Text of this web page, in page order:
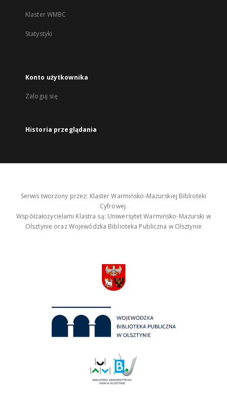
Klaster WMBC
Statystyki
Konto użytkownika
Zaloguj się
Historia przeglądania
Serwis tworzony przez: Klaster Warmińsko-Mazurskiej Biblioteki
Cyfrowej.
Współzałożycielami Klastra są: Uniwersytet Warmińsko-Mazurski w
Olsztynie oraz Wojewódzka Biblioteka Publiczna w Olsztynie